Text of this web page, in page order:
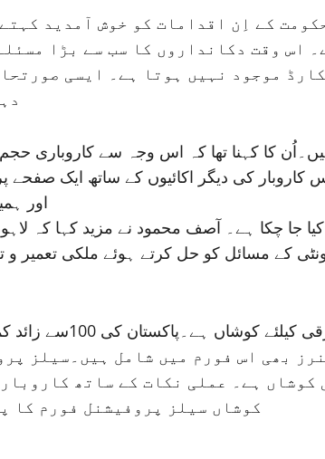
کے اِن اقدامات کو خوش آمدید
اس وقت دکانداروں کا سب سے بڑا
موجود نہیں ہوتا ہے۔ ایسی
کا کہنا تھا کہ اس وجہ سے کاروباری حجم
کی دیگر اکائیوں کے ساتھ ایک صفحے
اور
جا چکا ہے۔ آصف محمود نے مزید کہا کہ
کے مسائل کو حل کرتے ہوئے ملکی تعمیر و
بھی اس فورم میں شامل ہیں۔سیلز
ہے۔ عملی نکات کے ساتھ
کوشاں سیلز پروفیشنل فورم کا